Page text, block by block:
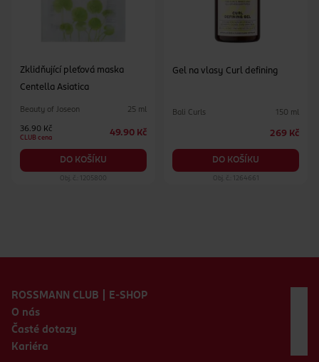
Zklidňující pleťová maska
Centella Asiatica
Beauty of Joseon 25 ml
36.90 Kč
CLUB cena
49.90 Kč
DO KOŠÍKU
Obj. č.: 1205800
Gel na vlasy Curl defining
Bali Curls 150 ml
269 Kč
DO KOŠÍKU
Obj. č.: 1264661
ROSSMANN CLUB | E-SHOP
O nás
Časté dotazy
Kariéra